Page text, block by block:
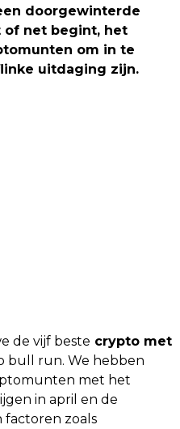
doorgewinterde
of net begint, het
om in te
uitdaging zijn.
de vijf beste crypto met
bull run. We hebben
met het
in april en de
factoren zoals